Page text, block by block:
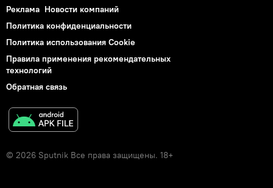
Реклама Новости компаний
Политика конфиденциальности
Политика использования Cookie
Правила применения рекомендательных
технологий
Обратная связь
© 2026 Sputnik Все права защищены. 18+